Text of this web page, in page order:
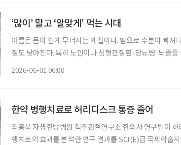
‘많이’ 말고 ‘알맞게’ 먹는 시대
여름은 몸이 쉽게 무너지는 계절이다. 땀으로 수분이 빠져
질도 낮아진다. 특히 노인이나 심혈관질환·당뇨병·뇌졸
2026-06-01 06:00
한약 병행치료로 허리디스크 통증 줄어
최홍욱 자생한방병원 척추관절연구소 한의사 연구팀이
행치료의 효과를 분석한 연구 결과를 SCI(E)급 국제학술